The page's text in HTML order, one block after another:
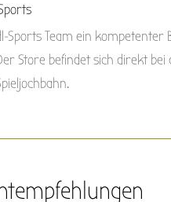
Sports Team ein kompetenter
Store befindet sich direkt bei